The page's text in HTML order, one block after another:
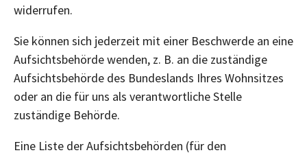
widerrufen.
Sie können sich jederzeit mit einer Beschwerde an eine
Aufsichtsbehörde wenden, z. B. an die zuständige
Aufsichtsbehörde des Bundeslands Ihres Wohnsitzes
oder an die für uns als verantwortliche Stelle
zuständige Behörde.
Eine Liste der Aufsichtsbehörden (für den